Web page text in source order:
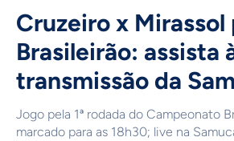
Cruzeiro x Mirassol
Brasileirão: assista
transmissão da
Jogo pela 1ª rodada do Campeonato
marcado para as 18h30; live na